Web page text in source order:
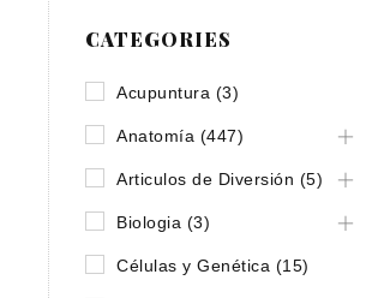
CATEGORIES
Acupuntura (3)
Anatomía (447)
Articulos de Diversión (5)
Biologia (3)
Células y Genética (15)